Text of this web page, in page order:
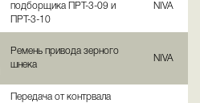
подборщика ПРТ-3-09 и
ПРТ-3-10
NIVA
Ремень привода зерного
шнека
NIVA
Передача от контрвала